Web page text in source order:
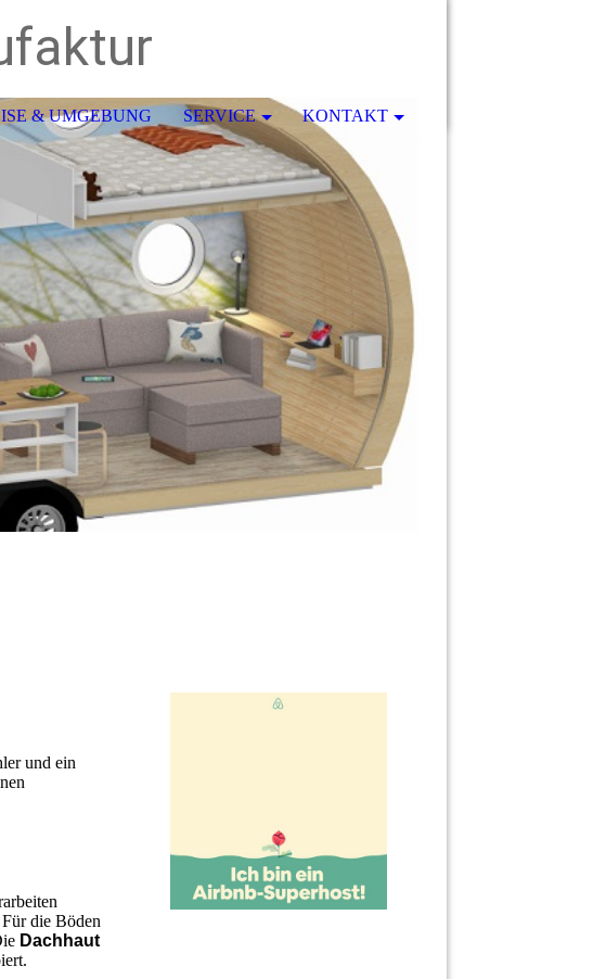
& UMGEBUNG SERVICE KONTAKT
und ein
die Böden
Dachhaut